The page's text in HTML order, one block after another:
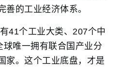
善的工业经济体系。
41个工业大类、207个中
唯一拥有联合国产业分
家。这个工业底盘，才是